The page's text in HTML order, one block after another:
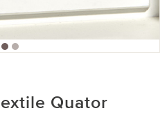
Quator